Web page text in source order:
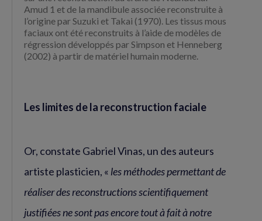
Amud 1 et de la mandibule associée reconstruite à
l’origine par Suzuki et Takai (1970). Les tissus mous
faciaux ont été reconstruits à l’aide de modèles de
régression développés par Simpson et Henneberg
(2002) à partir de matériel humain moderne.
Les limites de la reconstruction faciale
Or, constate Gabriel Vinas, un des auteurs
artiste plasticien, « les méthodes permettant de
réaliser des reconstructions scientifiquement
justifiées ne sont pas encore tout à fait à notre